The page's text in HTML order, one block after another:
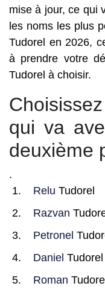
mise à jour, ce qui
les noms les plus
Tudorel en 2026,
à prendre votre
Tudorel à choisir.
qui va
deuxième
.
Relu Tudorel
Razvan
Petronel
Daniel Tudorel
Roman Tudorel